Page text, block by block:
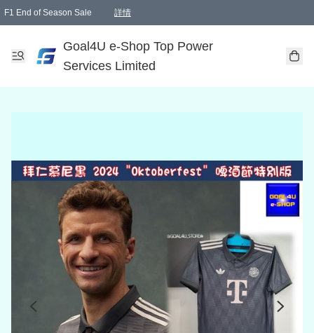
F1 End of Season Sale 詳情
Goal4U e-Shop Top Power
Services Limited